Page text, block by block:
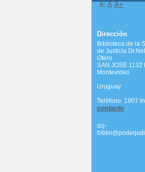
A- A A+
Dirección
Biblioteca de la
de Justicia
Otero
SAN JOSE 1132
Montevideo
Uruguay
Teléfono: 1907
contacto
scj-